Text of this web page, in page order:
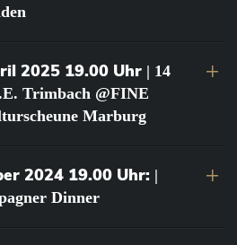
2025 19.00 Uhr | 14
Trimbach @FINE
Marburg
2024 19.00 Uhr: |
Dinner